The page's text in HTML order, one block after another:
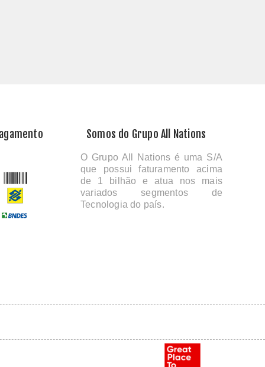
Somos do Grupo All Nations
O Grupo All Nations é uma S/A
que possui faturamento acima
de 1 bilhão e atua nos mais
variados segmentos de
Tecnologia do país.